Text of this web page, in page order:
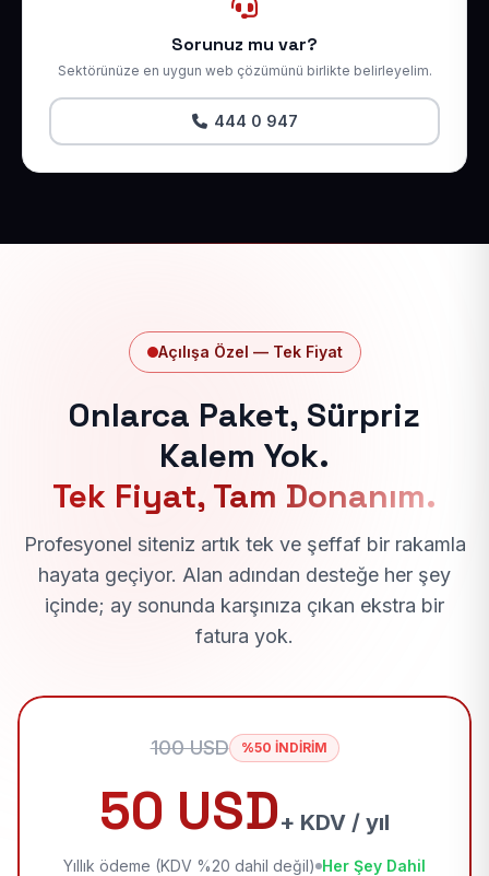
Sorunuz mu var?
Sektörünüze en uygun web çözümünü birlikte belirleyelim.
444 0 947
Açılışa Özel — Tek Fiyat
Onlarca Paket, Sürpriz
Kalem Yok.
Tek Fiyat, Tam Donanım.
Profesyonel siteniz artık tek ve şeffaf bir rakamla
hayata geçiyor. Alan adından desteğe her şey
içinde; ay sonunda karşınıza çıkan ekstra bir
fatura yok.
100 USD %50 İNDİRİM
50 USD+ KDV / yıl
Yıllık ödeme (KDV %20 dahil değil) Her Şey Dahil